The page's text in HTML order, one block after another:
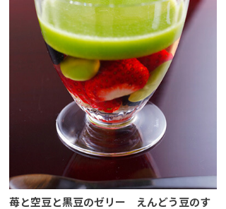
苺と空豆と黒豆のゼリー えんどう豆のす